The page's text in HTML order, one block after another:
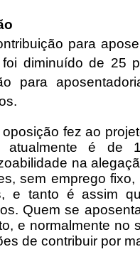
para
diminuído de 25
para
fez ao
atualmente é de
na
sem emprego
e tanto é assim
Quem se
e normalmente no
de contribuir por